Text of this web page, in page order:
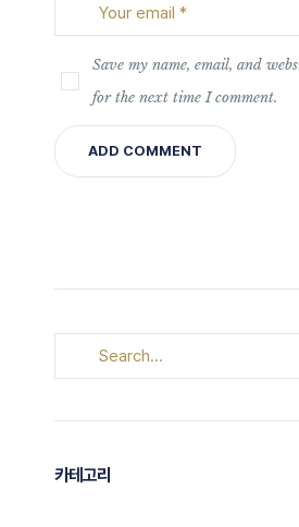
Save my name, email, and
for the next time I comment.
카테고리